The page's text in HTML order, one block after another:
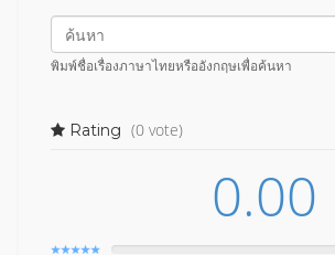
พิมพ์ชื่อเรื่องภาษาไทยหรืออังกฤษเพื่อค้นหา
Rating (0 vote)
0.00